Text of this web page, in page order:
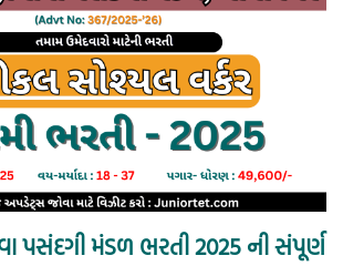
પસંદગી મંડળ ભરતી 2025 ની સંપૂર્ણ